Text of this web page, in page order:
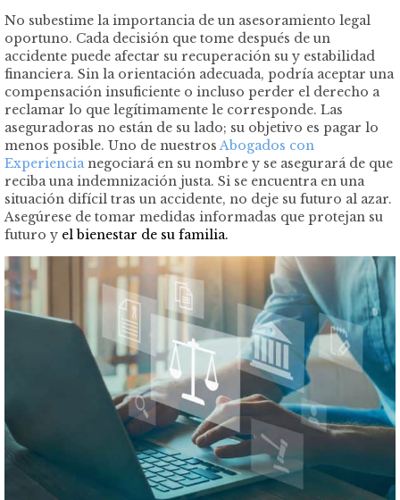
No subestime la importancia de un asesoramiento legal
oportuno. Cada decisión que tome después de un
accidente puede afectar su recuperación su y estabilidad
financiera. Sin la orientación adecuada, podría aceptar una
compensación insuficiente o incluso perder el derecho a
reclamar lo que legítimamente le corresponde. Las
aseguradoras no están de su lado; su objetivo es pagar lo
menos posible. Uno de nuestrosAbogados con
Experiencianegociará en su nombre y se asegurará de que
reciba una indemnización justa. Si se encuentra en una
situación difícil tras un accidente, no deje su futuro al azar.
Asegúrese de tomar medidas informadas que protejan su
futuro y el bienestar de su familia.